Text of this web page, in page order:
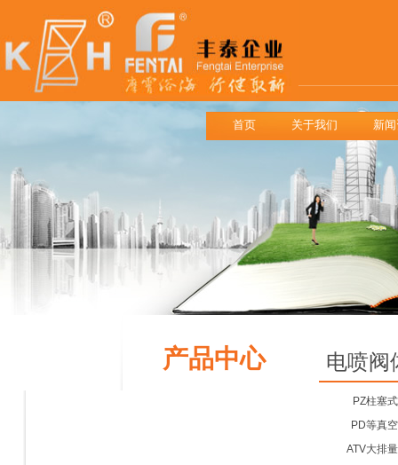
首页 关于我们 新
产品中心 电喷阀
PZ柱塞
PD等真
ATV大排